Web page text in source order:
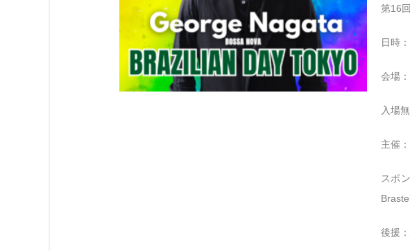
第16
日時
会場
入場
主催
スポ
Brastel
後援